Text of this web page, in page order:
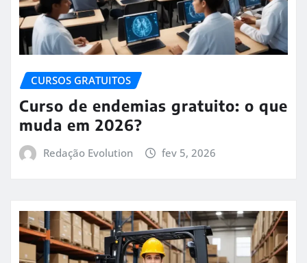
CURSOS GRATUITOS
Curso de endemias gratuito: o que
muda em 2026?
Redação Evolution fev 5, 2026